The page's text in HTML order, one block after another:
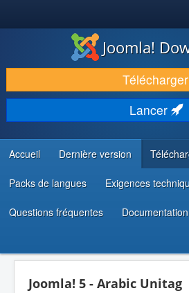
TÉLÉCHARGER & ENRICHIR
DÉCOUVRIR & APPRENDRE
COMMUNAUTÉ & SUPPORT
RESSOURCES DÉVELOPPEURS
Joomla!
Télécharger
Lancer
Accueil Dernière version
Packs de langues Exigences
Questions fréquentes Documentation
Joomla! 5 - Arabic Unitag